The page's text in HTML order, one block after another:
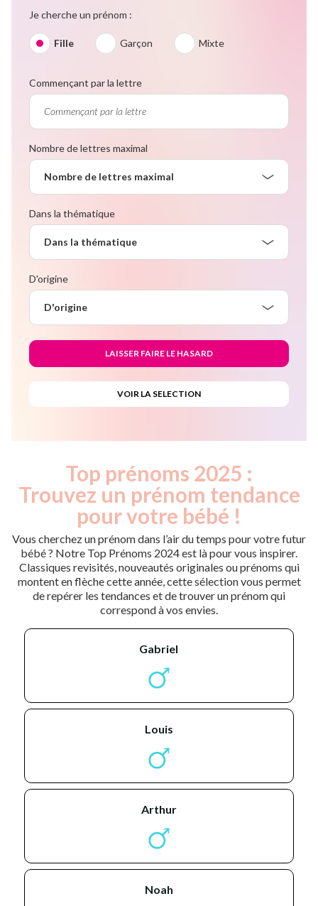
Je cherche un prénom :
Fille Garçon Mixte
Commençant par la lettre
Nombre de lettres maximal
Nombre de lettres maximal
Dans la thématique
Dans la thématique
D'origine
D'origine
Top prénoms 2025 :
Trouvez un prénom tendance
pour votre bébé !
Vous cherchez un prénom dans l’air du temps pour votre futur
bébé ? Notre Top Prénoms 2024 est là pour vous inspirer.
Classiques revisités, nouveautés originales ou prénoms qui
montent en flèche cette année, cette sélection vous permet
de repérer les tendances et de trouver un prénom qui
correspond à vos envies.
gabriel
louis
arthur
noah